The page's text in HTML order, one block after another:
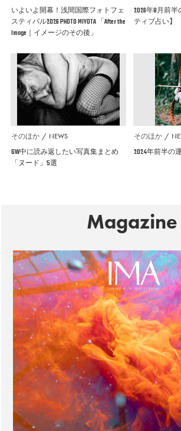
いよいよ開幕！浅間国際フォトフェ
スティバル2026 PHOTO MIYOTA 「After the
Image｜イメージのその後」
2026年8月前
ティブ占い】
そのほか NEWS
GW中に読み返したい写真集まとめ
「ヌード」5選
そのほか
2024年前半の
Magazine